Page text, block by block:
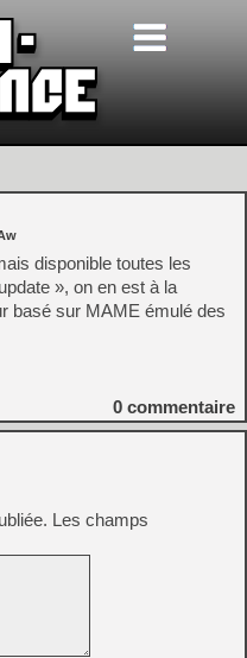
disponible toutes les
», on en est à la
basé sur MAME émulé des
0 commentaire
Les champs